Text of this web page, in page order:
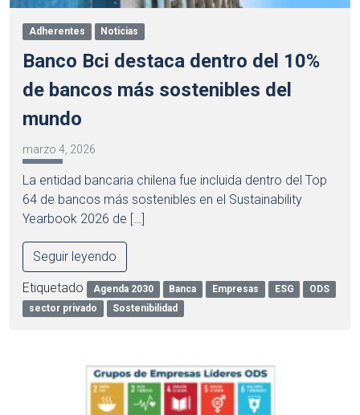
Adherentes Noticias
Banco Bci destaca dentro del 10%
de bancos más sostenibles del
mundo
marzo 4, 2026
La entidad bancaria chilena fue incluida dentro del Top
64 de bancos más sostenibles en el Sustainability
Yearbook 2026 de […]
Seguir leyendo
Etiquetado Agenda 2030 Banca Empresas ESG
ODS
sector privado
Sostenibilidad